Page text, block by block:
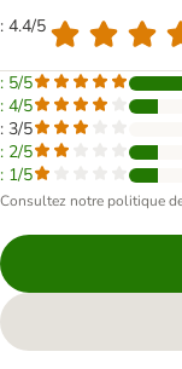
: 4.4/5
: 5/5
: 4/5
: 3/5
: 2/5
: 1/5
Consultez notre politique